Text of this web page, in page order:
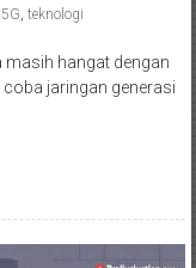
, teknologi
masih hangat dengan
jaringan generasi